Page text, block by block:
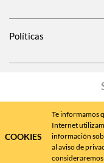
COOKIES
Te informamos
Internet
información
al aviso de
consideraremos
Políticas
Call